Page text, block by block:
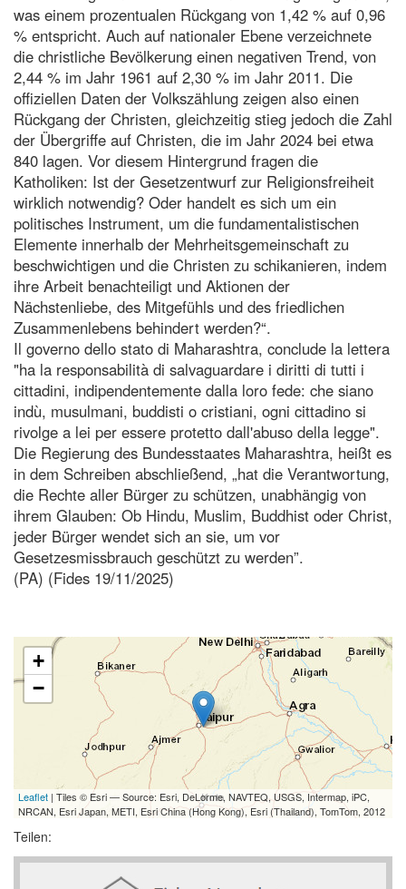
was einem prozentualen Rückgang von 1,42 % auf 0,96
% entspricht. Auch auf nationaler Ebene verzeichnete
die christliche Bevölkerung einen negativen Trend, von
2,44 % im Jahr 1961 auf 2,30 % im Jahr 2011. Die
offiziellen Daten der Volkszählung zeigen also einen
Rückgang der Christen, gleichzeitig stieg jedoch die Zahl
der Übergriffe auf Christen, die im Jahr 2024 bei etwa
840 lagen. Vor diesem Hintergrund fragen die
Katholiken: Ist der Gesetzentwurf zur Religionsfreiheit
wirklich notwendig? Oder handelt es sich um ein
politisches Instrument, um die fundamentalistischen
Elemente innerhalb der Mehrheitsgemeinschaft zu
beschwichtigen und die Christen zu schikanieren, indem
ihre Arbeit benachteiligt und Aktionen der
Nächstenliebe, des Mitgefühls und des friedlichen
Zusammenlebens behindert werden?“.
Il governo dello stato di Maharashtra, conclude la lettera
"ha la responsabilità di salvaguardare i diritti di tutti i
cittadini, indipendentemente dalla loro fede: che siano
indù, musulmani, buddisti o cristiani, ogni cittadino si
rivolge a lei per essere protetto dall'abuso della legge".
Die Regierung des Bundesstaates Maharashtra, heißt es
in dem Schreiben abschließend, „hat die Verantwortung,
die Rechte aller Bürger zu schützen, unabhängig von
ihrem Glauben: Ob Hindu, Muslim, Buddhist oder Christ,
jeder Bürger wendet sich an sie, um vor
Gesetzesmissbrauch geschützt zu werden”.
(PA) (Fides 19/11/2025)
+
−
Leaflet | Tiles © Esri — Source: Esri, DeLorme, NAVTEQ, USGS, Intermap, iPC,
NRCAN, Esri Japan, METI, Esri China (Hong Kong), Esri (Thailand), TomTom, 2012
Teilen: